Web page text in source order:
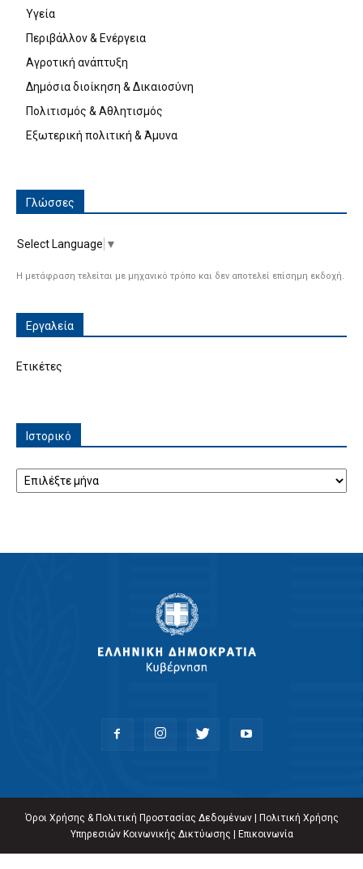
Υγεία
Περιβάλλον & Ενέργεια
Αγροτική ανάπτυξη
Δημόσια διοίκηση & Δικαιοσύνη
Πολιτισμός & Αθλητισμός
Εξωτερική πολιτική & Άμυνα
Γλώσσες
Select Language ▼
Η μετάφραση τελείται με μηχανικό τρόπο και δεν αποτελεί επίσημη εκδοχή.
Εργαλεία
Ετικέτες
Ιστορικό
Όροι Χρήσης & Πολιτική Προστασίας Δεδομένων|
Πολιτική Χρήσης
Υπηρεσιών Κοινωνικής Δικτύωσης
Επικοινωνία